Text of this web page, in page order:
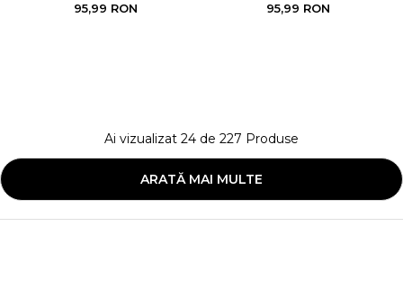
95,99 RON
95,99 RON
Ai vizualizat 24 de 227 Produse
ARATĂ MAI MULTE